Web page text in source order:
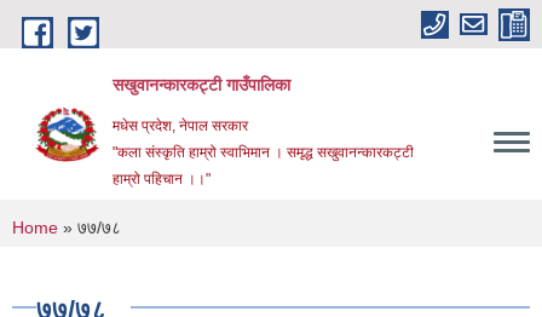
Skip to main content
सखुवानन्कारकट्टी गाउँपालिका
मधेस प्रदेश, नेपाल सरकार
"कला संस्कृति हाम्रो स्वाभिमान । समृद्ध सखुवानन्कारकट्टी
हाम्रो पहिचान ।।"
You are here
Home » ७७/७८
७७/७८